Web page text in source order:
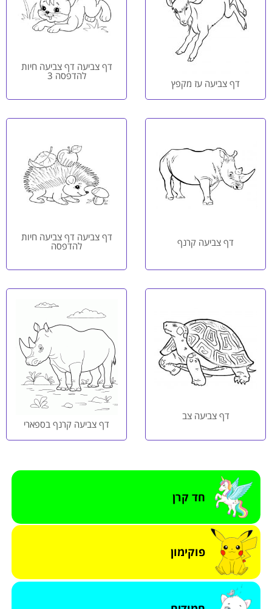
חד קרן
פוקימון
דף צביעה עז מקפץ
דף צביעה דף צביעה חיות
להדפסה 3
דף צביעה קרנף דף צביעה דף צביעה חיות
להדפסה
דף צביעה צב
דף צביעה קרנף בספארי